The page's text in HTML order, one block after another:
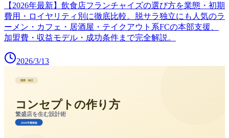
【2026年最新】飲食店フランチャイズの選び方を業態・初期
費用・ロイヤリティ別に徹底比較。脱サラ独立にも人気のラ
ーメン・カフェ・居酒屋・テイクアウト系FCの本部支援、
加盟費・収益モデル・成功条件まで完全解説。
2026/3/13